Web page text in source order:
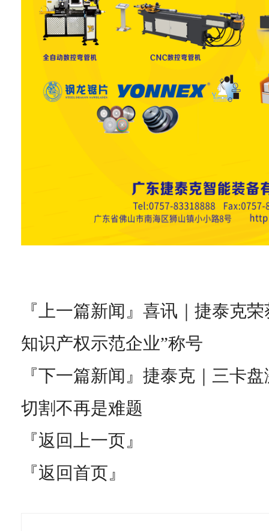
『上一篇新闻』 喜讯｜捷泰克荣
知识产权示范企业”称号
『下一篇新闻』 捷泰克｜三卡
切割不再是难题
『返回上一页』
『返回首页』